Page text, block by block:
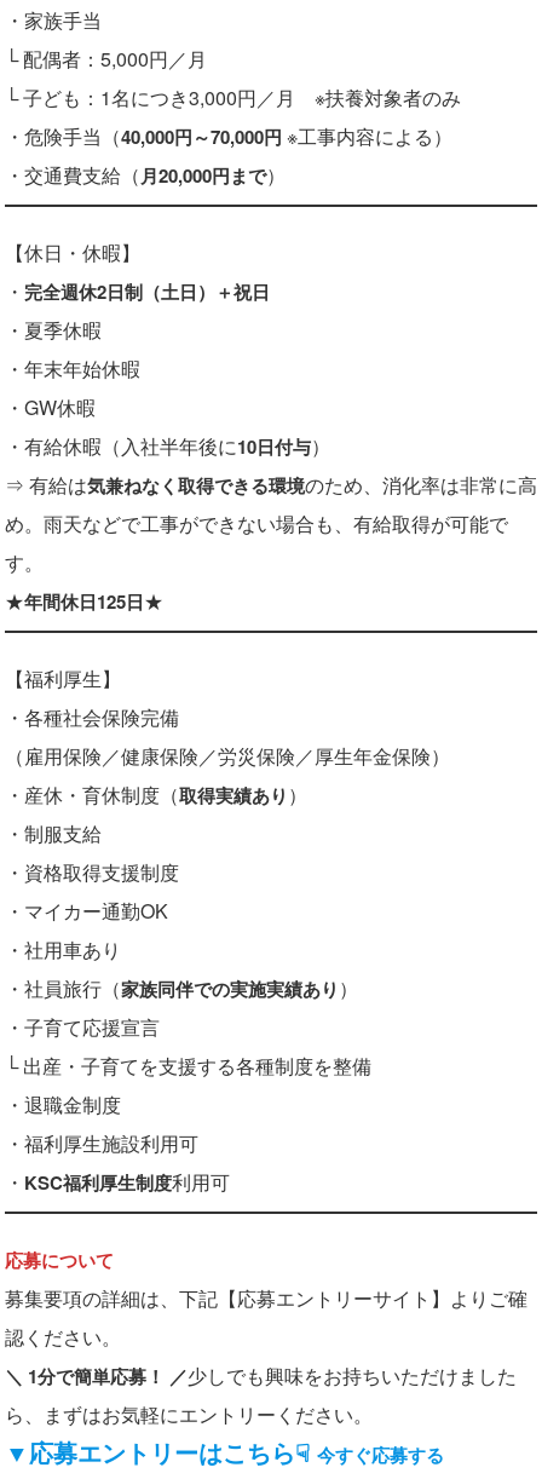
・家族手当
└ 配偶者：5,000円／月
└ 子ども：1名につき3,000円／月
※扶養対象者のみ
・危険手当（40,000円～70,000円 ※工事内容による）
・交通費支給（月20,000円まで）
【休日・休暇】
・ 完全週休2日制（土日）＋祝日
・夏季休暇
・年末年始休暇
・GW休暇
・有給休暇（入社半年後に10日付与）
⇒ 有給は気兼ねなく取得できる環境のため、消化率は非常に高
め。雨天などで工事ができない場合も、有給取得が可能で
す。
★年間休日125日★
【福利厚生】
・各種社会保険完備
（雇用保険／健康保険／労災保険／厚生年金保険）
・産休・育休制度（取得実績あり ）
・制服支給
・資格取得支援制度
・マイカー通勤OK
・社用車あり
・社員旅行（家族同伴での実施実績あり ）
・子育て応援宣言
└ 出産・子育てを支援する各種制度を整備
・退職金制度
・福利厚生施設利用可
・ KSC福利厚生制度利用可
応募について
募集要項の詳細は、下記【応募エントリーサイト】よりご確
認ください。
＼ 1分で簡単応募！ ／少しでも興味をお持ちいただけました
ら、まずはお気軽にエントリーください。
▼応募エントリーはこちら☟ 今すぐ応募する